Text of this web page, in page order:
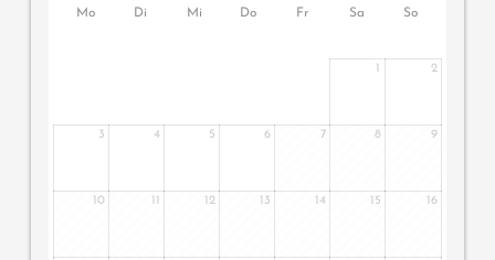
Luxury-System, bequeme Sitzmöbel, Duftkräuter,
Mo Di Mi Do Fr Sa So
1 2
3 4 5 6 7 8 9
10 11 12 13 14 15 16